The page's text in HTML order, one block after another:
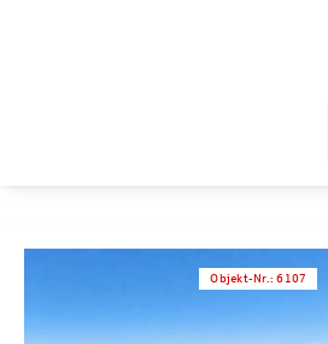
Objekt-Nr. :6107